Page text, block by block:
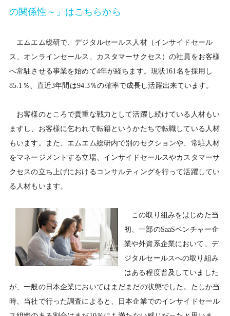
の関係性～」はこちらから
エムエム総研で、デジタルセールス人材（インサイドセール
ス、オンラインセールス、カスタマーサクセス）の社員をお客様
へ常駐させる事業を始めて4年が経ちます。現状161名を採用し
85.1％、直近3年間は94.3％の確率で成長し活躍出来ています。
お客様のところで貴重な戦力として活躍し続けている人材もい
ますし、お客様に乞われて転籍というかたちで転職している人材
もいます。また、エムエム総研内で別のセクションや、常駐人材
をマネージメントする立場、インサイドセールスやカスタマーサ
クセスの立ち上げにおけるコンサルティングを行って活躍してい
る人材もいます。
この取り組みをはじめた当
初、一部のSaaSベンチャー企
業や外資系企業において、デ
ジタルセールスへの取り組み
はある程度普及していました
が、一般の日本企業においてはまだまだの状態でした。たしか当
時、当社で行った調査によると、日本企業でのインサイドセール